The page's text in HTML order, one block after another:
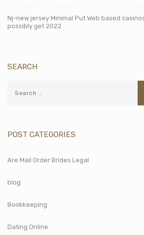
Nj-new jersey Minimal Put Web based
possibly get 2022
SEARCH
POST CATEGORIES
Are Mail Order Brides Legal
blog
Bookkeeping
Dating Online